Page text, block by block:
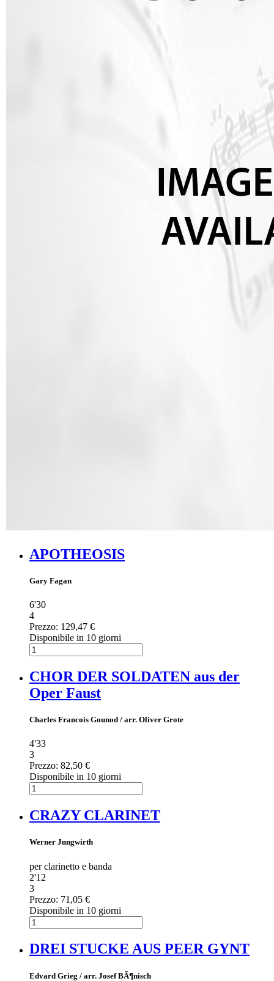
APOTHEOSIS
Gary Fagan
6'30
4
Prezzo: 129,47 €
Disponibile in 10 giorni
CHOR DER SOLDATEN aus der
Oper Faust
Charles Francois Gounod / arr. Oliver Grote
4'33
3
Prezzo: 82,50 €
Disponibile in 10 giorni
CRAZY CLARINET
Werner Jungwirth
per clarinetto e banda
2'12
3
Prezzo: 71,05 €
Disponibile in 10 giorni
DREI STUCKE AUS PEER GYNT
Edvard Grieg / arr. Josef BÃ¶nisch